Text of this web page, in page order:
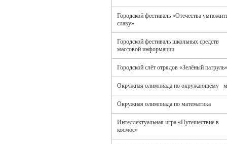
Городской фестиваль «Отечества
славу»
Городской фестиваль школьных средств
массовой информации
Городской слёт отрядов «Зелёный патруль»
Окружная олимпиада по окружающему
Окружная олимпиада по математика
Интеллектуальная игра «Путешествие в
космос»